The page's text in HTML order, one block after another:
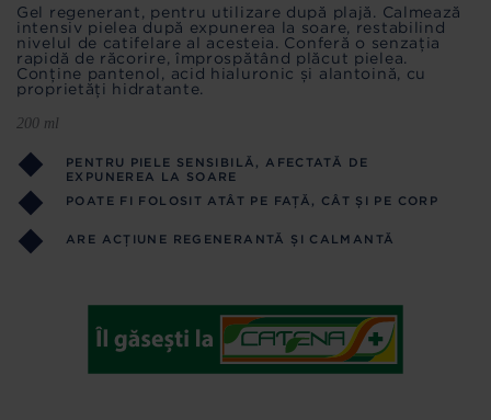
Gel regenerant, pentru utilizare după plajă. Calmează
intensiv pielea după expunerea la soare, restabilind
nivelul de catifelare al acesteia. Conferă o senzația
rapidă de răcorire, împrospătând plăcut pielea.
Conține pantenol, acid hialuronic și alantoină, cu
proprietăți hidratante.
200 ml
PENTRU PIELE SENSIBILĂ, AFECTATĂ DE
EXPUNEREA LA SOARE
POATE FI FOLOSIT ATÂT PE FAȚĂ, CÂT ȘI PE CORP
ARE ACȚIUNE REGENERANTĂ ȘI CALMANTĂ